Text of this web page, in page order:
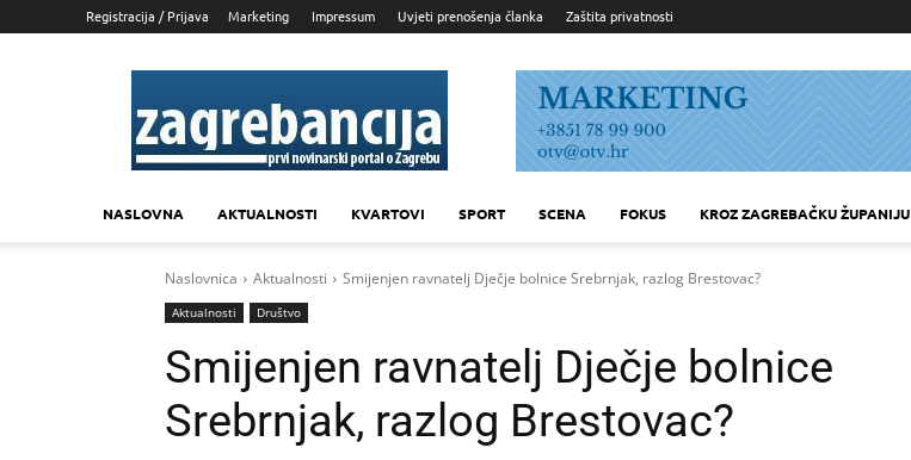
Registracija / Prijava Marketing Impressum Uvjeti prenošenja članka Zaštita privatnosti
Zagrebancija
NASLOVNA AKTUALNOSTI KVARTOVI SPORT SCENA FOKUS KROZ ZAGREBAČKU ŽUPANIJU
Naslovnica Aktualnosti Smijenjen ravnatelj Dječje bolnice Srebrnjak, razlog Brestovac?
Aktualnosti Društvo
Smijenjen ravnatelj Dječje bolnice
Srebrnjak, razlog Brestovac?